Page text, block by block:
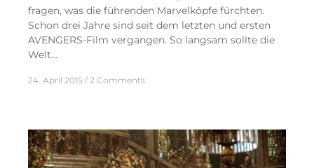
fragen, was die führenden Marvelköpfe fürchten.
Schon drei Jahre sind seit dem letzten und ersten
AVENGERS-Film vergangen. So langsam sollte die
Welt…
24. April 2015 2 Comments